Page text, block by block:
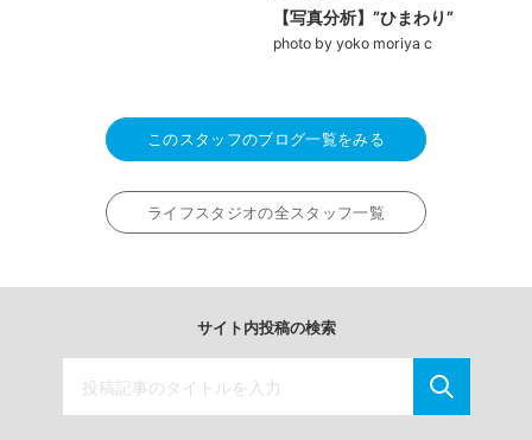
【写真分析】”ひまわり”
photo by yoko moriya c
このスタッフのブログ一覧をみる
ライフスタジオの全スタッフ一覧
サイト内投稿の検索